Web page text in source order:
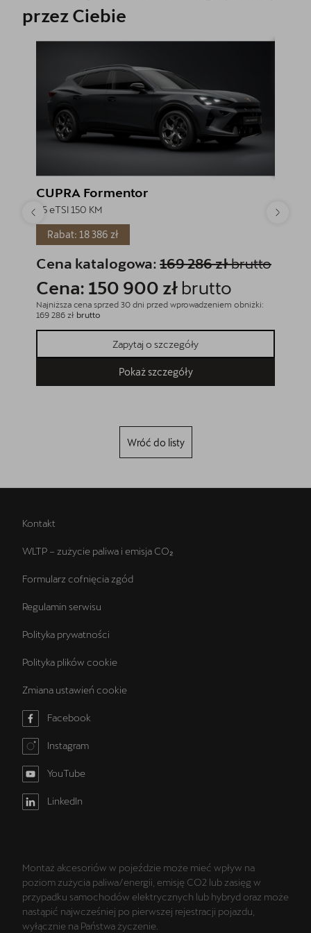
przez Ciebie
CUPRA Formentor
1.5 eTSI 150 KM
Rabat: 18 386 zł
Cena katalogowa: 169 286 złbrutto
Cena: 150 900 zł brutto
Najniższa cena sprzed 30 dni przed wprowadzeniem obniżki:
169 286 zł brutto
Zapytaj o szczegóły
Pokaż szczegóły
1.5
Wróć do listy
Kontakt
WLTP – zużycie paliwa i emisja CO₂
Formularz cofnięcia zgód
Regulamin serwisu
Polityka prywatności
Polityka plików cookie
Zmiana ustawień cookie
Facebook
Instagram
YouTube
LinkedIn
Montaż akcesoriów w pojeździe może mieć wpływ na
poziom zużycia paliwa/energii, emisję CO2 lub zasięg w
przypadku samochodów elektrycznych lub hybryd oraz może
nastąpić najwcześniej po pierwszej rejestracji pojazdu,
wyłącznie na Państwa życzenie.